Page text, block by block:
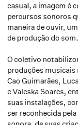
casual, a imagem é
percursos sonoros
maneira de ouvir,
de produção do som.
O coletivo
produções
Cao Guimarães,
e Valeska Soares,
suas instalações,
ser reconhecida